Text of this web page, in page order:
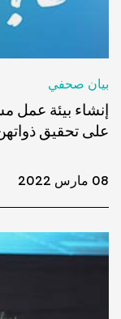
بيان صحفي
إنشاء بيئة عمل
على تحقيق
08 مارس 2022